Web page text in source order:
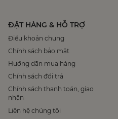
ĐẶT HÀNG & HỖ TRỢ
Điều khoản chung
Chính sách bảo mật
Hướng dẫn mua hàng
Chính sách đổi trả
Chính sách thanh toán, giao
nhận
Liên hệ chúng tôi